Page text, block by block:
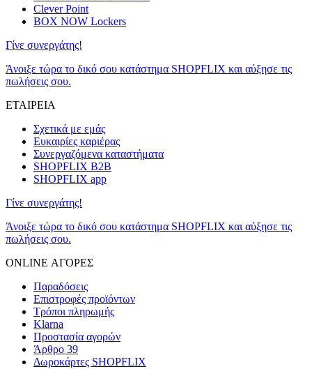
Clever Point
BOX NOW Lockers
Γίνε συνεργάτης!
Άνοιξε τώρα το δικό σου κατάστημα SHOPFLIX και αύξησε τις
πωλήσεις σου.
ΕΤΑΙΡΕΙΑ
Σχετικά με εμάς
Ευκαιρίες καριέρας
Συνεργαζόμενα καταστήματα
SHOPFLIX B2B
SHOPFLIX app
Γίνε συνεργάτης!
Άνοιξε τώρα το δικό σου κατάστημα SHOPFLIX και αύξησε τις
πωλήσεις σου.
ONLINE ΑΓΟΡΕΣ
Παραδόσεις
Επιστροφές προϊόντων
Τρόποι πληρωμής
Klarna
Προστασία αγορών
Άρθρο 39
Δωροκάρτες SHOPFLIX